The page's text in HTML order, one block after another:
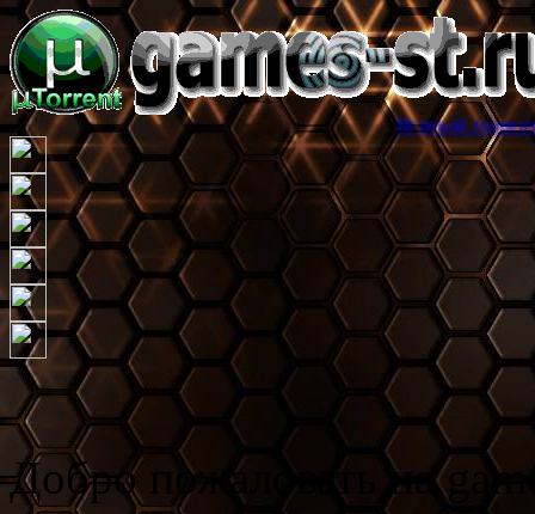
Игровой торрент трекер
Добро пожаловать на